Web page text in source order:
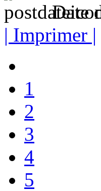
Date
| Imprimer |
1
2
3
4
5